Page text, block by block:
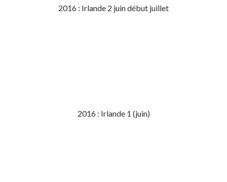
2016 : Irlande 2 juin début juillet
2016 : Irlande 1 (juin)